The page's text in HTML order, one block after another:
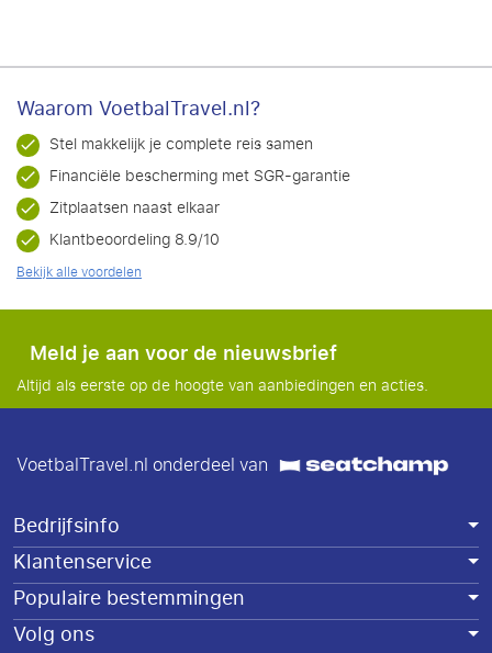
Waarom VoetbalTravel.nl?
Stel makkelijk je complete reis samen
Financiële bescherming met SGR-garantie
Zitplaatsen naast elkaar
Klantbeoordeling 8.9/10
Bekijk alle voordelen
Meld je aan voor de nieuwsbrief
Altijd als eerste op de hoogte van aanbiedingen en acties.
VoetbalTravel.nl onderdeel van
Bedrijfsinfo
Klantenservice
Populaire bestemmingen
Volg ons